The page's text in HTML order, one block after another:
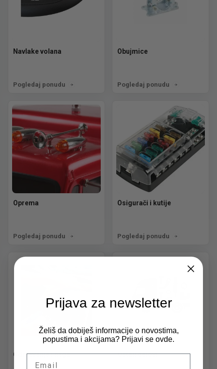
Navlake volana
Pogledaj ponudu
Obujmice
Pogledaj ponudu
Oprema
Pogledaj ponudu
Osigurači i kutije
Pogledaj ponudu
Održavanje i nega Ostali delovi
Prijava za newsletter
Želiš da dobiješ informacije o novostima,
popustima i akcijama? Prijavi se ovde.